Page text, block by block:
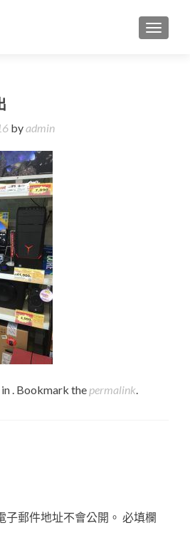
byadmin
. Bookmark the permalink.
郵件地址不會公開。 必填欄